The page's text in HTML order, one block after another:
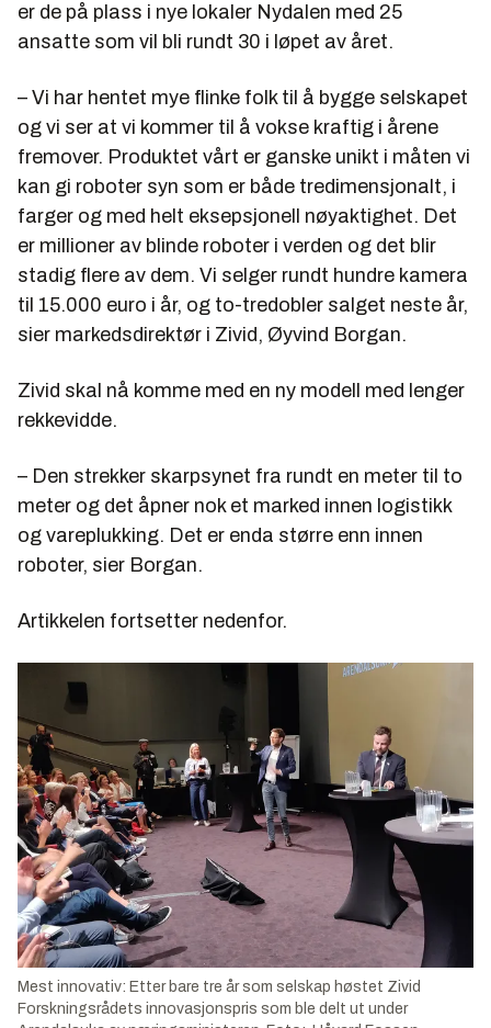
er de på plass i nye lokaler Nydalen med 25
ansatte som vil bli rundt 30 i løpet av året.
– Vi har hentet mye flinke folk til å bygge selskapet
og vi ser at vi kommer til å vokse kraftig i årene
fremover. Produktet vårt er ganske unikt i måten vi
kan gi roboter syn som er både tredimensjonalt, i
farger og med helt eksepsjonell nøyaktighet. Det
er millioner av blinde roboter i verden og det blir
stadig flere av dem. Vi selger rundt hundre kamera
til 15.000 euro i år, og to-tredobler salget neste år,
sier markedsdirektør i Zivid, Øyvind Borgan.
Zivid skal nå komme med en ny modell med lenger
rekkevidde.
– Den strekker skarpsynet fra rundt en meter til to
meter og det åpner nok et marked innen logistikk
og vareplukking. Det er enda større enn innen
roboter, sier Borgan.
Artikkelen fortsetter nedenfor.
Mest innovativ: Etter bare tre år som selskap høstet Zivid
Forskningsrådets innovasjonspris som ble delt ut under